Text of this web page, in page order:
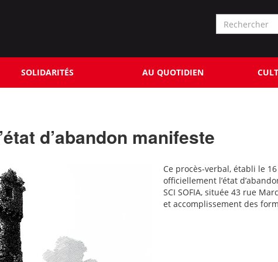
SOLIDARITÉS AU QUOTIDIEN
d’abandon manifeste
Ce procès-verbal, établi le
officiellement l’état
SCI SOFIA, située 43 rue
et accomplissement des